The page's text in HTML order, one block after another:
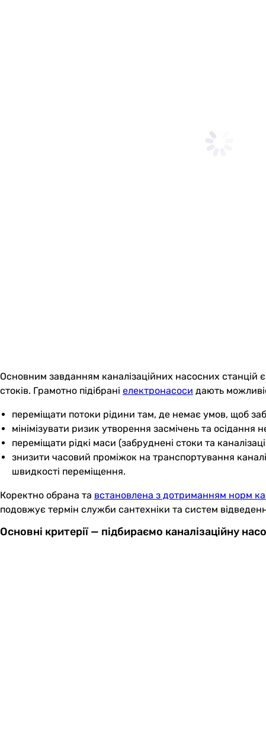
Основним завданням каналізаційних насосних станцій
стоків. Грамотно підібрані електронасоси дають
переміщати потоки рідини там, де немає умов, щоб
мінімізувати ризик утворення засмічень та
переміщати рідкі маси (забруднені стоки та
знизити часовий проміжок на транспортування
швидкості переміщення.
Коректно обрана та встановлена з дотриманням норм
подовжує термін служби сантехніки та систем
Основні критерії — підбираємо каналізаційну